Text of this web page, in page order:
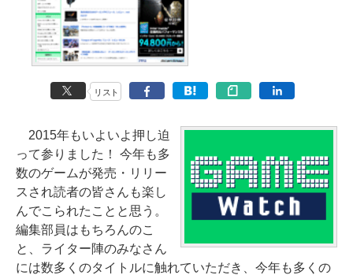
リスト
2015年もいよいよ押し迫
って参りました！ 今年も多
数のゲームが発売・リリー
スされ読者の皆さんも楽し
んでこられたことと思う。
編集部員はもちろんのこ
と、ライター陣のみなさん
には数多くのタイトルに触れていただき、今年も多くの